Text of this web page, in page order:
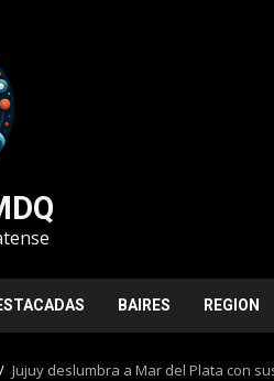
BAIRES REGION
Jujuy deslumbra a Mar del Plata con